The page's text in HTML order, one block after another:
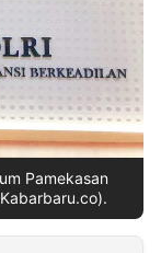
Pamekasan